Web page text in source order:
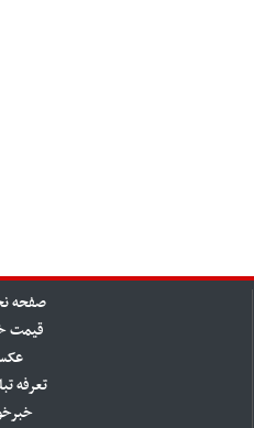
صفحه
قیمت
تعرفه